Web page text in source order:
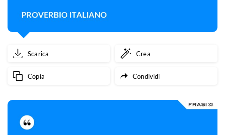
Scarica Crea
Copia Condividi